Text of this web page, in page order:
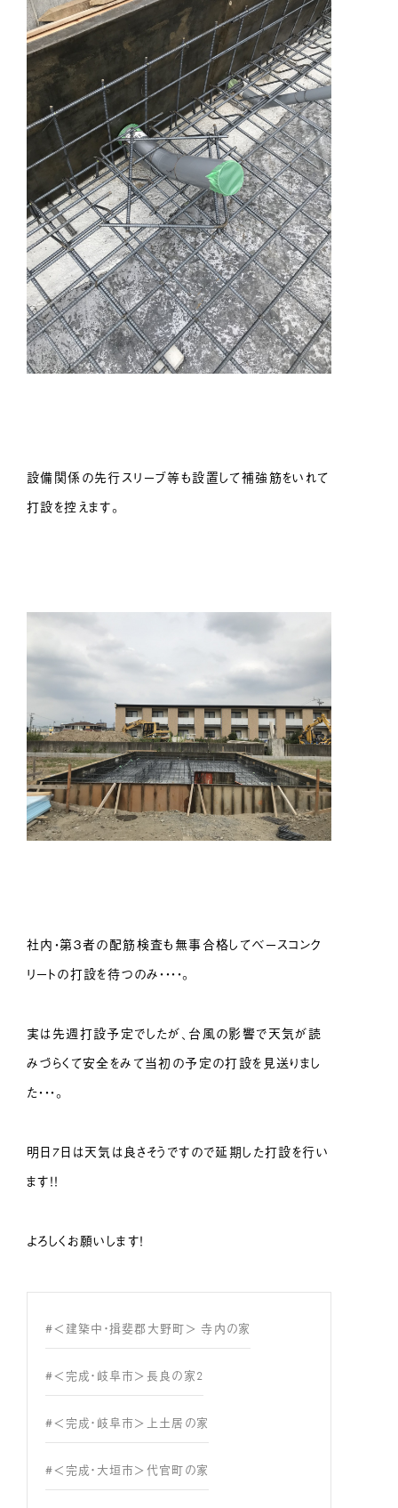
設備関係の先行スリーブ等も設置して補強筋をいれて
打設を控えます。
社内・第３者の配筋検査も無事合格してベースコンク
リートの打設を待つのみ・・・・。
実は先週打設予定でしたが、台風の影響で天気が読
みづらくて安全をみて当初の予定の打設を見送りまし
た・・・。
明日7日は天気は良さそうですので延期した打設を行い
ます！！
よろしくお願いします！
#＜建築中・揖斐郡大野町＞ 寺内の家
#＜完成・岐阜市＞長良の家2
#＜完成・岐阜市＞上土居の家
#＜完成・大垣市＞代官町の家